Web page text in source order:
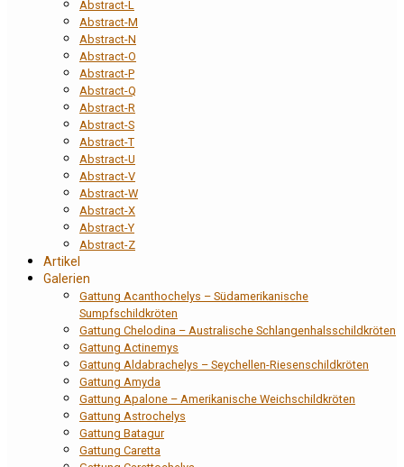
Abstract-L
Abstract-M
Abstract-N
Abstract-O
Abstract-P
Abstract-Q
Abstract-R
Abstract-S
Abstract-T
Abstract-U
Abstract-V
Abstract-W
Abstract-X
Abstract-Y
Abstract-Z
Artikel
Galerien
Gattung Acanthochelys – Südamerikanische
Sumpfschildkröten
Gattung Chelodina – Australische Schlangenhalsschildkröten
Gattung Actinemys
Gattung Aldabrachelys – Seychellen-Riesenschildkröten
Gattung Amyda
Gattung Apalone – Amerikanische Weichschildkröten
Gattung Astrochelys
Gattung Batagur
Gattung Caretta